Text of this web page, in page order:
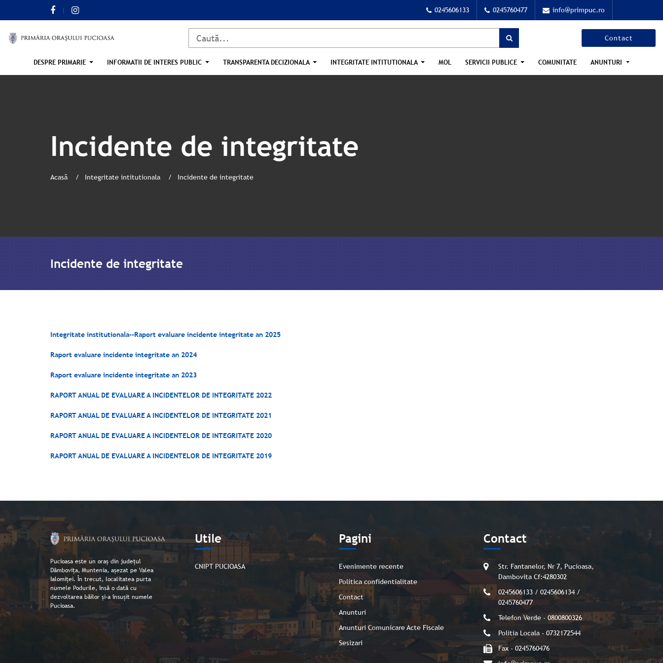
0245606133 0245760477 info@primpuc.ro
Contact
DESPRE PRIMARIE INFORMATII DE INTERES PUBLIC TRANSPARENTA DECIZIONALA INTEGRITATE INTITUTIONALA MOL SERVICII PUBLICE COMUNITATE ANUNTURI
Incidente de integritate
Acasă Integritate intitutionala Incidente de integritate
Incidente de integritate
Integritate institutionala--Raport evaluare incidente integritate an 2025
Raport evaluare incidente integritate an 2024
Raport evaluare incidente integritate an 2023
RAPORT ANUAL DE EVALUARE A INCIDENTELOR DE INTEGRITATE 2022
RAPORT ANUAL DE EVALUARE A INCIDENTELOR DE INTEGRITATE 2021
RAPORT ANUAL DE EVALUARE A INCIDENTELOR DE INTEGRITATE 2020
RAPORT ANUAL DE EVALUARE A INCIDENTELOR DE INTEGRITATE 2019
Pucioasa este un oraș din județul
Dâmbovița, Muntenia, așezat pe Valea
Ialomiței. În trecut, localitatea purta
numele Podurile, însă o dată cu
dezvoltarea băilor și-a însușit numele
Pucioasa.
Utile
CNIPT PUCIOASA
Pagini
Evenimente recente
Politica confidentialitate
Contact
Anunturi
Anunturi Comunicare Acte Fiscale
Sesizari
Contact
Str. Fantanelor, Nr 7, Pucioasa,
Dambovita Cf:4280302
0245606133 / 0245606134 /
0245760477
Telefon Verde - 0800800326
Politia Locala - 0732172544
Fax - 0245760476